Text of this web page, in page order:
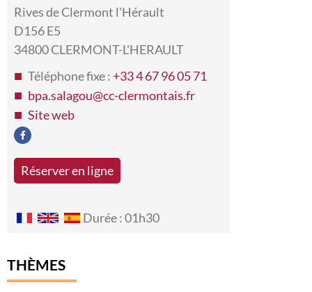
Rives de Clermont l'Hérault
D156 E5
34800 CLERMONT-L'HERAULT
Téléphone fixe : +33 4 67 96 05 71
bpa.salagou@cc-clermontais.fr
Site web
Réserver en ligne
Durée : 01h30
THÈMES